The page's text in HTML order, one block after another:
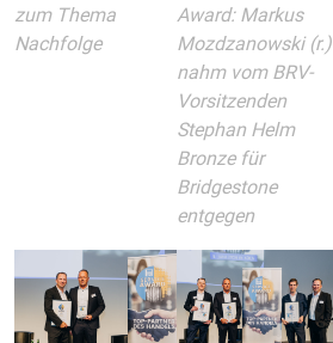
zum Thema
Nachfolge
Award: Markus
Mozdzanowski (r.)
nahm vom BRV-
Vorsitzenden
Stephan Helm
Bronze für
Bridgestone
entgegen